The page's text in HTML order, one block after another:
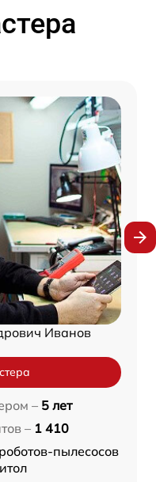
Иванов
– 5 лет
– 1 410
пылесосов